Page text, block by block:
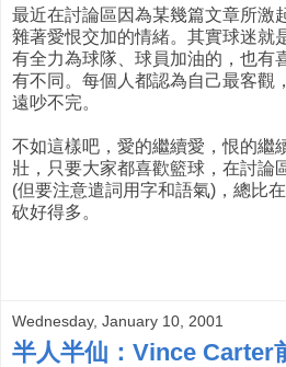
最近在討論區因為某幾篇文章所激
雜著愛恨交加的情緒。其實球迷就
有全力為球隊、球員加油的，也有
有不同。每個人都認為自己最客觀
遠吵不完。
不如這樣吧，愛的繼續愛，恨的繼
壯，只要大家都喜歡籃球，在討論
(但要注意遣詞用字和語氣)，總比
砍好得多。
Wednesday, January 10, 2001
半人半仙：Vince Carter